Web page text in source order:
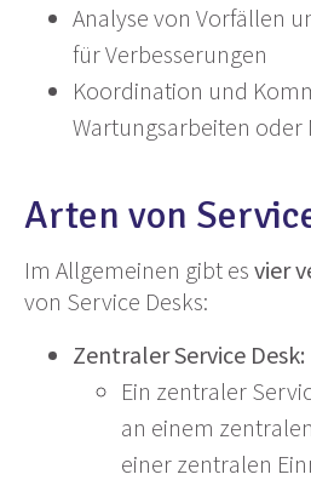
Analyse von Vorfällen
für Verbesserungen
Koordination und
Wartungsarbeiten oder
Arten von
Im Allgemeinen gibt es vier
von Service Desks:
Zentraler Service Desk:
Ein zentraler
an einem
einer zentralen